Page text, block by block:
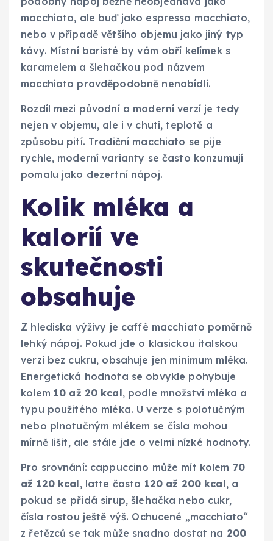
macchiato, ale buď jako espresso macchiato,
nebo v případě většího objemu jako jiný typ
kávy. Místní baristé by vám obří kelímek s
karamelem a šlehačkou pod názvem
macchiato pravděpodobně nenabídli.
Rozdíl mezi původní a moderní verzí je tedy
nejen v objemu, ale i v chuti, teplotě a
způsobu pití. Tradiční macchiato se pije
rychle, moderní varianty se často konzumují
pomalu jako dezertní nápoj.
Kolik mléka a
kalorií ve
skutečnosti
obsahuje
Z hlediska výživy je caffè macchiato poměrně
lehký nápoj. Pokud jde o klasickou italskou
verzi bez cukru, obsahuje jen minimum mléka.
Energetická hodnota se obvykle pohybuje
kolem 10 až 20 kcal, podle množství mléka a
typu použitého mléka. U verze s polotučným
nebo plnotučným mlékem se čísla mohou
mírně lišit, ale stále jde o velmi nízké hodnoty.
Pro srovnání: cappuccino může mít kolem 70
až 120 kcal, latte často 120 až 200 kcal, a
pokud se přidá sirup, šlehačka nebo cukr,
čísla rostou ještě výš. Ochucené „macchiato“
z řetězců se tak může snadno dostat na 200